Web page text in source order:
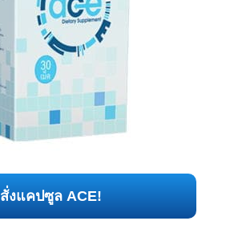
สั่งแคปซูล ACE!